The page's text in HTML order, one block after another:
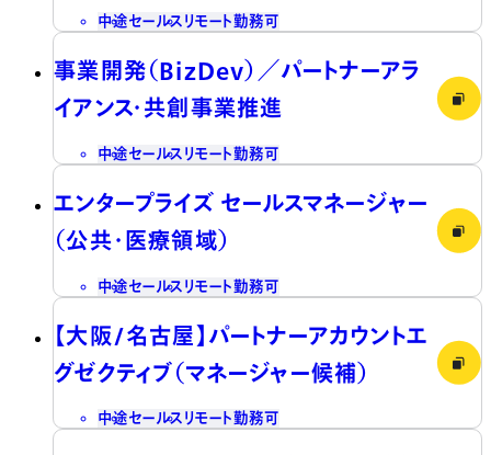
中途セールス リモート勤務可
事業開発（BizDev）／パートナーアラ
イアンス・共創事業推進
中途セールス リモート勤務可
エンタープライズ セールスマネージャー
（公共・医療領域）
中途セールス リモート勤務可
【大阪/名古屋】パートナーアカウントエ
グゼクティブ（マネージャー候補）
中途セールス リモート勤務可